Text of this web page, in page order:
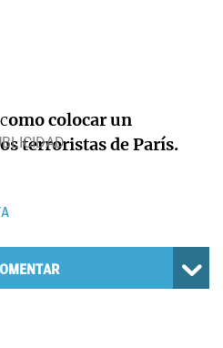
omo colocar un
terroristas de París.